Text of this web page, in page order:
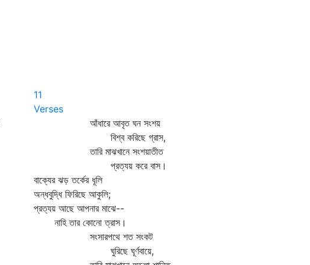
11
Verses
আঁধারে আবৃত ঘন সংশয়
বিশ্ব করিছে গ্রাস,
তারি মাঝখানে সংশয়াতীত
প্রত্যয় করে বাস।
বাক্যের ঝড় তর্কের ধূলি
অন্ধবুদ্ধি ফিরিছে আকুলি;
প্রত্যয় আছে আপনার মাঝে--
নাহি তার কোনো ত্রাস।
সংসারপথে শত সংকট
ঘুরিছে ঘূর্ণবায়ে,